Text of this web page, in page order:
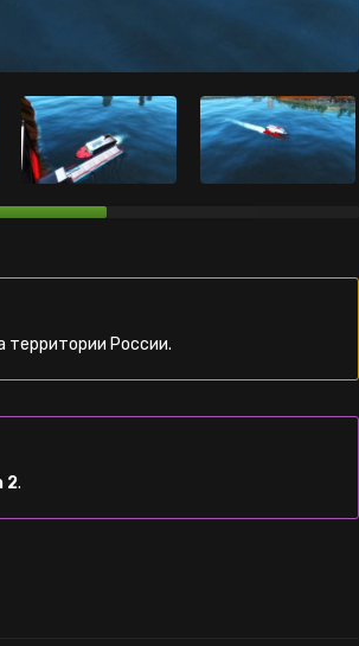
территории России.
2.